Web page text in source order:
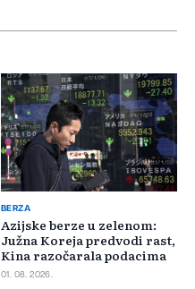
BERZA
Azijske berze u zelenom:
Južna Koreja predvodi rast,
Kina razočarala podacima
01. 08. 2026.